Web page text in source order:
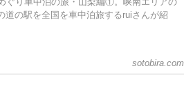
道の駅を全国を車中泊旅するruiさんが紹
sotobira.com